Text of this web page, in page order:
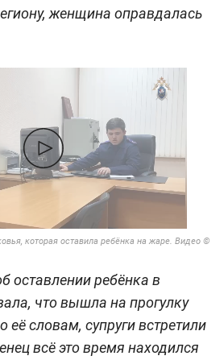
женщина оправдалась
которая оставила ребёнка на жаре. Видео ©
оставлении ребёнка в
что вышла на прогулку
словам, супруги встретили
всё это время находился